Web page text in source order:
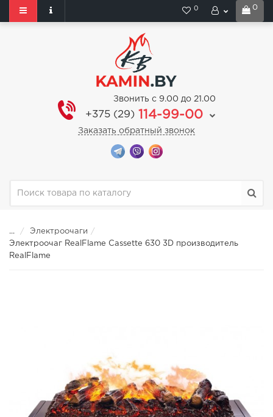
0
0
Звонить с 9.00 до 21.00
+375 (29) 114-99-00
Заказать обратный звонок
...
Электроочаги
Электроочаг RealFlame Cassette 630 3D производитель
RealFlame